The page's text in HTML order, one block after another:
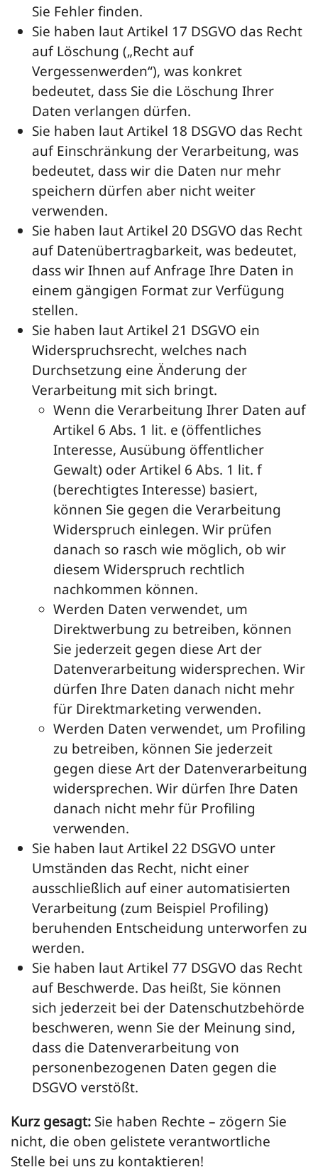
Sie Fehler finden.
Sie haben laut Artikel 17 DSGVO das Recht
auf Löschung („Recht auf
Vergessenwerden“), was konkret
bedeutet, dass Sie die Löschung Ihrer
Daten verlangen dürfen.
Sie haben laut Artikel 18 DSGVO das Recht
auf Einschränkung der Verarbeitung, was
bedeutet, dass wir die Daten nur mehr
speichern dürfen aber nicht weiter
verwenden.
Sie haben laut Artikel 20 DSGVO das Recht
auf Datenübertragbarkeit, was bedeutet,
dass wir Ihnen auf Anfrage Ihre Daten in
einem gängigen Format zur Verfügung
stellen.
Sie haben laut Artikel 21 DSGVO ein
Widerspruchsrecht, welches nach
Durchsetzung eine Änderung der
Verarbeitung mit sich bringt.
Wenn die Verarbeitung Ihrer Daten auf
Artikel 6 Abs. 1 lit. e (öffentliches
Interesse, Ausübung öffentlicher
Gewalt) oder Artikel 6 Abs. 1 lit. f
(berechtigtes Interesse) basiert,
können Sie gegen die Verarbeitung
Widerspruch einlegen. Wir prüfen
danach so rasch wie möglich, ob wir
diesem Widerspruch rechtlich
nachkommen können.
Werden Daten verwendet, um
Direktwerbung zu betreiben, können
Sie jederzeit gegen diese Art der
Datenverarbeitung widersprechen. Wir
dürfen Ihre Daten danach nicht mehr
für Direktmarketing verwenden.
Werden Daten verwendet, um Profiling
zu betreiben, können Sie jederzeit
gegen diese Art der Datenverarbeitung
widersprechen. Wir dürfen Ihre Daten
danach nicht mehr für Profiling
verwenden.
Sie haben laut Artikel 22 DSGVO unter
Umständen das Recht, nicht einer
ausschließlich auf einer automatisierten
Verarbeitung (zum Beispiel Profiling)
beruhenden Entscheidung unterworfen zu
werden.
Sie haben laut Artikel 77 DSGVO das Recht
auf Beschwerde. Das heißt, Sie können
sich jederzeit bei der Datenschutzbehörde
beschweren, wenn Sie der Meinung sind,
dass die Datenverarbeitung von
personenbezogenen Daten gegen die
DSGVO verstößt.
Kurz gesagt: Sie haben Rechte – zögern Sie
nicht, die oben gelistete verantwortliche
Stelle bei uns zu kontaktieren!